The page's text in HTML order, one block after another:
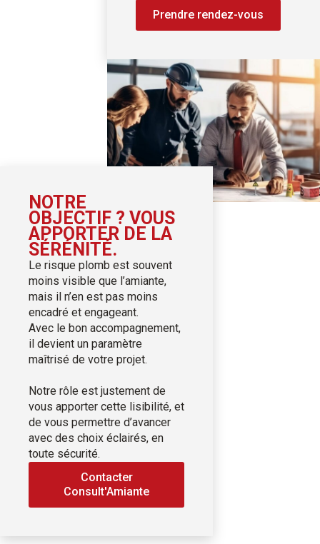
Prendre rendez-vous
NOTRE
OBJECTIF ? VOUS
APPORTER DE LA
SÉRÉNITÉ.
Le risque plomb est souvent
moins visible que l’amiante,
mais il n’en est pas moins
encadré et engageant.
Avec le bon accompagnement,
il devient un paramètre
maîtrisé de votre projet.
Notre rôle est justement de
vous apporter cette lisibilité, et
de vous permettre d’avancer
avec des choix éclairés, en
toute sécurité.
Contacter
Consult'Amiante